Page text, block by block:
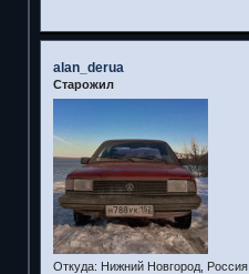
alan_derua
Старожил
Откуда: Нижний Новгород, Россия